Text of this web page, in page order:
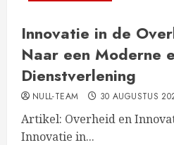
Innovatie in de
Naar een Moderne
Dienstverlening
NULL-TEAM 30 AUGUSTUS
Artikel: Overheid en
Innovatie in...